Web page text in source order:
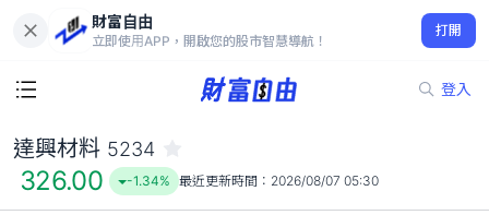
財富自由
立即使用APP，開啟您的股市智慧導航！
打開
登入
326.00
-1.34%
達興材料 5234
326.00 -1.34% 最近更新時間： 2026/08/07 05:30